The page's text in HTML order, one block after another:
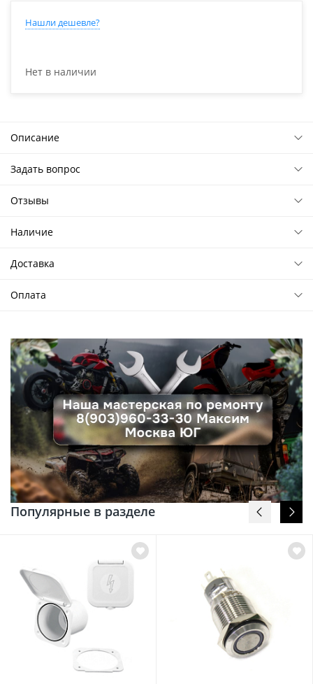
Нашли дешевле?
Нет в наличии
Описание
Задать вопрос
Отзывы
Наличие
Доставка
Оплата
Популярные в разделе